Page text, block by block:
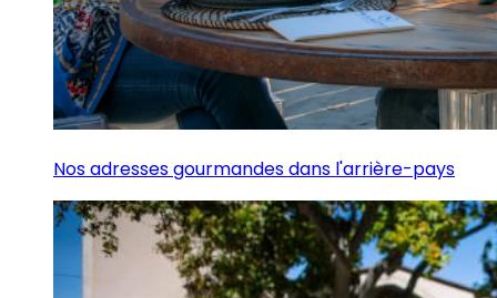
Nos adresses gourmandes dans l'arrière-pays